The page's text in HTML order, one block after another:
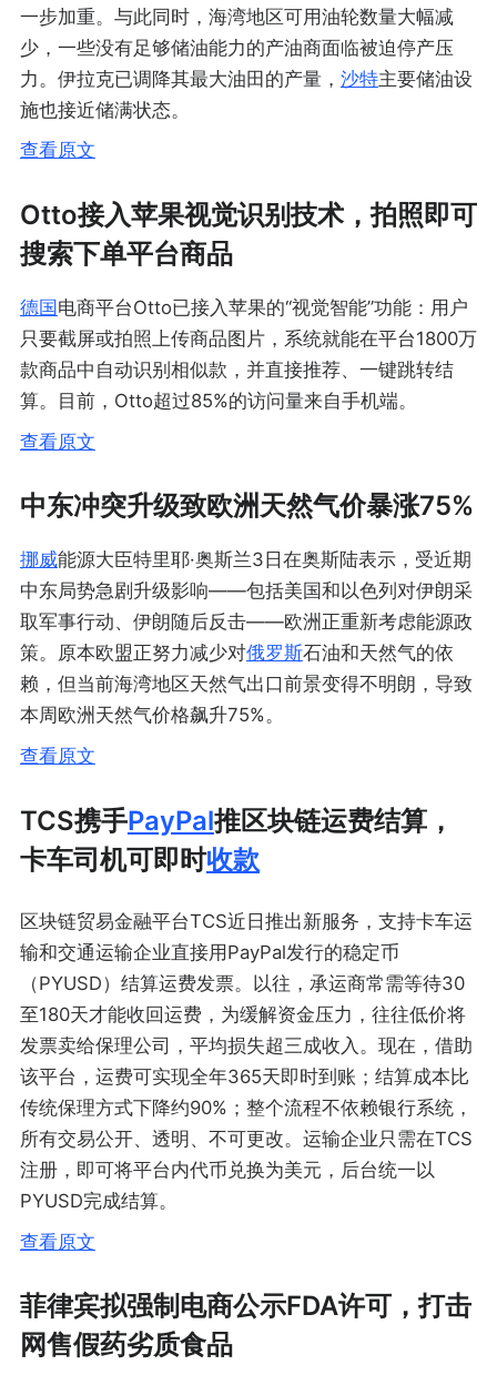
一步加重。与此同时，海湾地区可用油轮数量大幅减
少，一些没有足够储油能力的产油商面临被迫停产压
力。伊拉克已调降其最大油田的产量， 沙特主要储油设
施也接近储满状态。
查看原文
Otto接入苹果视觉识别技术，拍照即可
搜索下单平台商品
德国电商平台Otto已接入苹果的“视觉智能”功能：用户
只要截屏或拍照上传商品图片，系统就能在平台1800万
款商品中自动识别相似款，并直接推荐、一键跳转结
算。目前，Otto超过85%的访问量来自手机端。
查看原文
中东冲突升级致欧洲天然气价暴涨75%
挪威能源大臣特里耶·奥斯兰3日在奥斯陆表示，受近期
中东局势急剧升级影响——包括美国和以色列对伊朗采
取军事行动、伊朗随后反击——欧洲正重新考虑能源政
策。原本欧盟正努力减少对俄罗斯石油和天然气的依
赖，但当前海湾地区天然气出口前景变得不明朗，导致
本周欧洲天然气价格飙升75%。
查看原文
TCS携手PayPal推区块链运费结算，
卡车司机可即时收款
区块链贸易金融平台TCS近日推出新服务，支持卡车运
输和交通运输企业直接用PayPal发行的稳定币
（PYUSD）结算运费发票。以往，承运商常需等待30
至180天才能收回运费，为缓解资金压力，往往低价将
发票卖给保理公司，平均损失超三成收入。现在，借助
该平台，运费可实现全年365天即时到账；结算成本比
传统保理方式下降约90%；整个流程不依赖银行系统，
所有交易公开、透明、不可更改。运输企业只需在TCS
注册，即可将平台内代币兑换为美元，后台统一以
PYUSD完成结算。
查看原文
菲律宾拟强制电商公示FDA许可，打击
网售假药劣质食品